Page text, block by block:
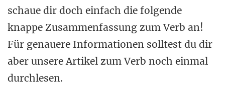
schaue dir doch einfach die folgende
knappe Zusammenfassung zum Verb an!
Für genauere Informationen solltest du dir
aber unsere Artikel zum Verb noch einmal
durchlesen.